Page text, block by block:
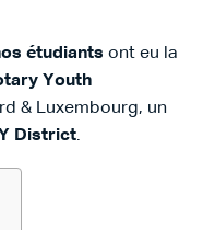
étudiants ont eu la
Youth
& Luxembourg, un
District.